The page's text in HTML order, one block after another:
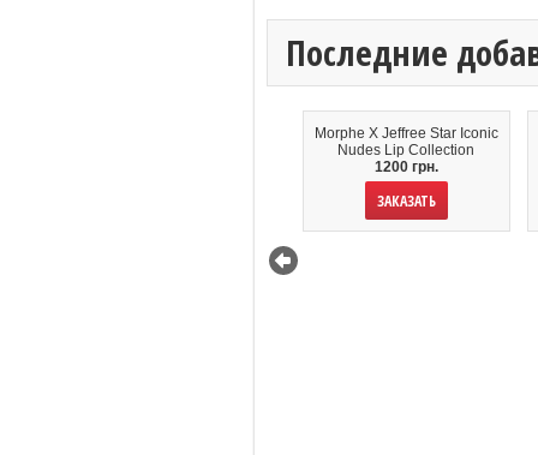
Последние
Morphe X Jeffree Star Iconic
Nudes Lip Collection
1200 грн.
ЗАКАЗАТЬ